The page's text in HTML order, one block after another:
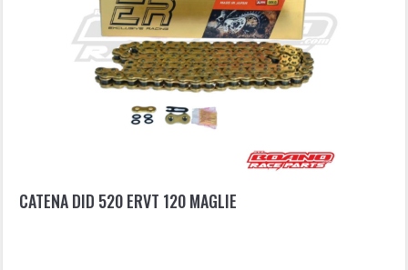
CATENA DID 520 ERVT 120 MAGLIE